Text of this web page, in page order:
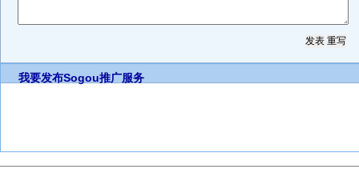
我要发布Sogou推广服务